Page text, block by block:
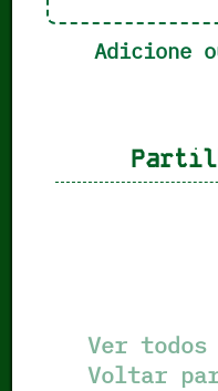
Adicione
Ver todos
Voltar